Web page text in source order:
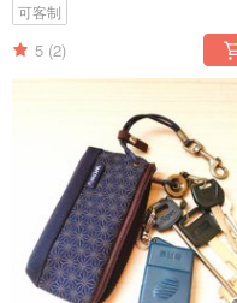
可客制
5 (2)